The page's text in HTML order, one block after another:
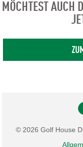
MÖCHTEST AUCH
© 2026 Golf House